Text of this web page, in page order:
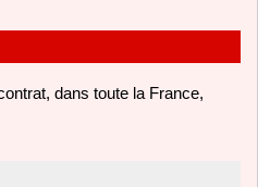
dans toute la France,